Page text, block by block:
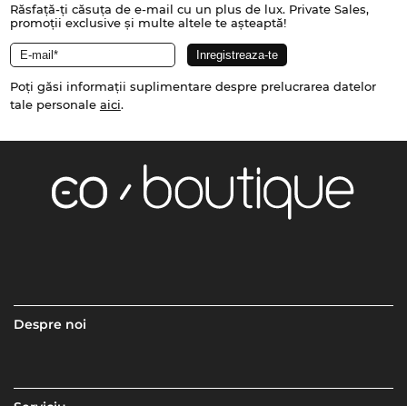
Răsfață-ți căsuța de e-mail cu un plus de lux. Private Sales,
promoții exclusive și multe altele te așteaptă!
Poți găsi informații suplimentare despre prelucrarea datelor
tale personale aici.
Despre noi